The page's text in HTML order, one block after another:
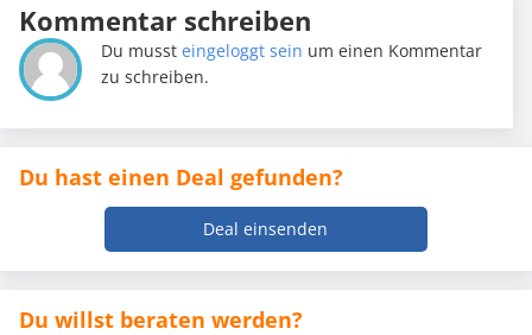
Kommentar schreiben
Du mussteingeloggt sein um einen Kommentar
zu schreiben.
Du hast einen Deal gefunden?
Deal einsenden
Du willst beraten werden?